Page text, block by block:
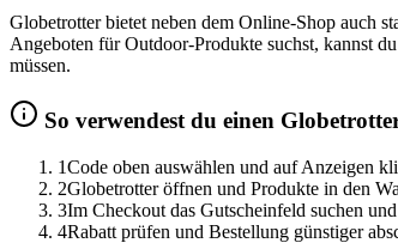
Globetrotter bietet neben dem Online-Shop auch
Angeboten für Outdoor-Produkte suchst, kannst
müssen.
So verwendest du einen
1Code oben auswählen und auf Anzeigen
2Globetrotter öffnen und Produkte in den
3Im Checkout das Gutscheinfeld suchen
4Rabatt prüfen und Bestellung günstiger